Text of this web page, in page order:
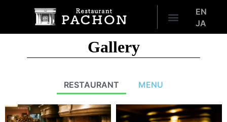
EN
JA
Gallery
RESTAURANT MENU